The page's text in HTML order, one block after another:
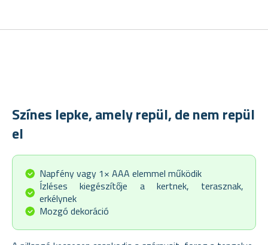
Színes lepke, amely repül, de nem repül
el
Napfény vagy 1× AAA elemmel működik
Ízléses kiegészítője a kertnek, terasznak,
erkélynek
Mozgó dekoráció